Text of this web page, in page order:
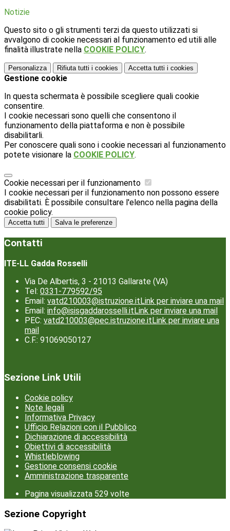
Notizie
Questo sito o gli strumenti terzi da questo utilizzati si
avvalgono di cookie necessari al funzionamento ed utili alle
finalità illustrate nella COOKIE POLICY.
Personalizza Rifiuta tutti i cookies Accetta tutti i cookies
Gestione cookie
In questa schermata è possibile scegliere quali cookie
consentire.
I cookie necessari sono quelli che consentono il
funzionamento della piattaforma e non è possibile
disabilitarli.
Per conoscere quali sono i cookie necessari al funzionamento
potete visionare la COOKIE POLICY.
Cookie necessari per il funzionamento
I cookie necessari per il funzionamento non possono essere
disabilitati. È possibile consultare l'elenco nella pagina della
cookie policy.
Accetta tutti Salva le preferenze
Contatti
ITE-LL Gadda Rosselli
Via De Albertis, 3 - 21013 Gallarate (VA)
Tel: 0331-779592/95
Email: vatd210003@istruzione.itLink per inviare una mail
Email: info@isisgaddarosselli.itLink per inviare una mail
PEC: vatd210003@pec.istruzione.itLink per inviare una
mail
C.F.: 91069050127
Sezione Link Utili
Cookie policy
Note legali
Informativa Privacy
Ufficio Relazioni con il Pubblico
Dichiarazione di accessibilità
Obiettivi di accessibilità
Whistleblowing
Gestione consensi cookie
Amministrazione trasparente
Pagina visualizzata 529 volte
Sezione Copyright